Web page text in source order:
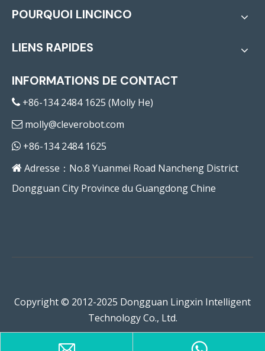
POURQUOI LINCINCO
LIENS RAPIDES
INFORMATIONS DE CONTACT
 +86-134 2484 1625 (Molly He)
 molly@cleverobot.com
 +86-134 2484 1625
 Adresse：No.8 Yuanmei Road Nancheng District
Dongguan City Province du Guangdong Chine
Copyright © 2012-2025 Dongguan Lingxin Intelligent
Technology Co., Ltd.